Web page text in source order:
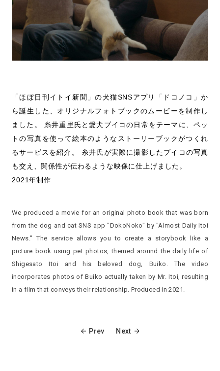
「ほぼ日刊イトイ新聞」の犬猫SNSアプリ「ドコノコ」か
ら誕生した、オリジナルフォトブックのムービーを制作し
ました。 糸井重里氏と愛犬ブイコの日常をテーマに、ペッ
トの写真を使って絵本のようなストーリーブックがつくれ
るサービスを紹介。 糸井氏が実際に撮影したブイコの写真
も交え、関係性が伝わるような映像に仕上げました。
2021年制作
We produced a movie for an original photo book that was born
from the dog and cat SNS app "DokoNoko" by "Almost Daily Itoi
News." The service allows you to create a storybook like a
picture book using pet photos, themed around the daily life of
Shigesato Itoi and his beloved dog, Buiko. The video
incorporates photos of Buiko actually taken by Mr. Itoi, resulting
in a film that conveys their relationship. Produced in 2021.
Prev Next